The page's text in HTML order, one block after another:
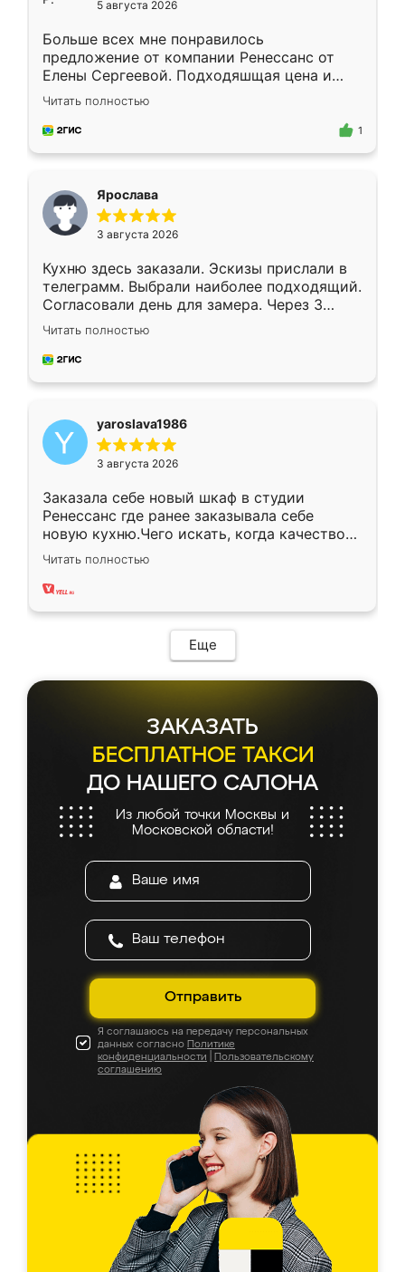
5 августа 2026
Больше всех мне понравилось
предложение от компании Ренессанс от
Елены Сергеевой. Подходяшщая цена и
короткие сроки изготовления. Приехавший
для замера сотрудник Владислав
предложил по моему эскизу самый
Читать полностью
1
Ярослава
3 августа 2026
Кухню здесь заказали. Эскизы прислали в
телеграмм. Выбрали наиболее подходящий.
Согласовали день для замера. Через 3
недели кухня была уже готова. Остались
довольны работой. Спасибо Ренессанс
мебель за качественную работу!
Читать полностью
yaroslava1986
3 августа 2026
Заказала себе новый шкаф в студии
Ренессанс где ранее заказывала себе
новую кухню.Чего искать, когда качеством
вполне довольна. Служит кухня уже почти
два года, нареканий нет.
Читать полностью
Еще
ЗАКАЗАТЬ
БЕСПЛАТНОЕ ТАКСИ
ДО НАШЕГО САЛОНА
Из любой точки Москвы и
Московской области!
Отправить
Я соглашаюсь на передачу персональных
данных согласно Политике
конфиденциальности
Пользовательскому
соглашению